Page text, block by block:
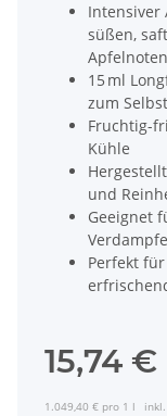
Intensiver
süßen,
Apfelnoten
15 ml
zum
Fruchtig-
Kühle
und
Geeignet
Perfekt
15,74 €
1.049,40 € pro 1 l